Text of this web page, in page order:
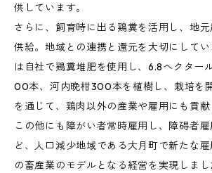
供しています。
さらに、飼育時に出る鶏糞を活用し、地
供給。地域との連携と還元を大切にして
は自社で鶏糞堆肥を使用し、6.8ヘクター
00本、河内晩柑300本を植樹し、栽培を
を通じて、鶏肉以外の産業や雇用にも貢献
この他にも障がい者常時雇用し、障碍者
ど、人口減少地域である大月町で新たな
の畜産業のモデルとなる経営を実現しまし